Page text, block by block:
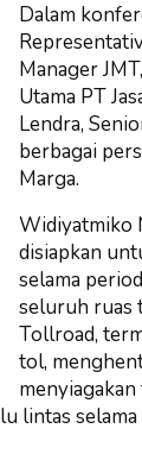
Dalam
Manager
Utama PT
Lendra,
berbagai
Marga.
Widiyatmiko
disiapkan
selama
seluruh ruas
Tollroad,
tol,
lintas